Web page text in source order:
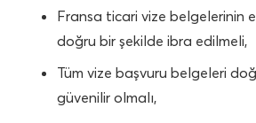
Fransa ticari vize belgelerinin
doğru bir şekilde ibra edilmeli,
Tüm vize başvuru belgeleri
güvenilir olmalı,